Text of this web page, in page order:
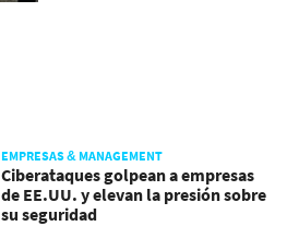
EMPRESAS & MANAGEMENT
Ciberataques golpean a empresas
de EE.UU. y elevan la presión sobre
su seguridad